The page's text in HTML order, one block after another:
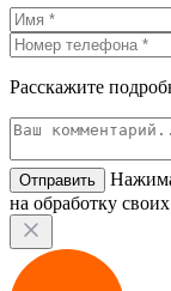
Расскажите
на обработку